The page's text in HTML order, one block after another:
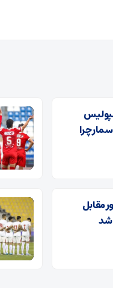
چرا
مقابل
شد